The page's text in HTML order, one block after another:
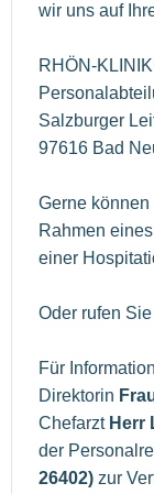
wir uns auf
RHÖN-
Salzburger
97616 Bad
Gerne
Rahmen
einer
Oder rufen
Für
Direktorin
Chefarzt Herr
der
26402) zur